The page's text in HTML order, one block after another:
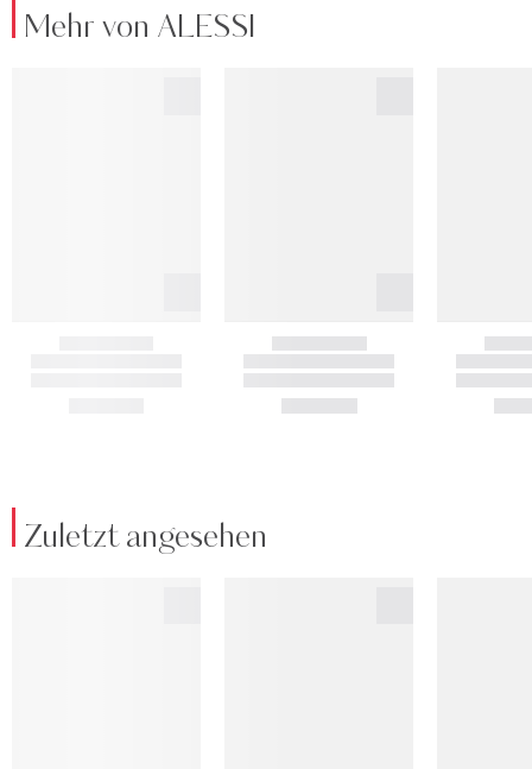
Mehr von ALESSI
Zuletzt angesehen